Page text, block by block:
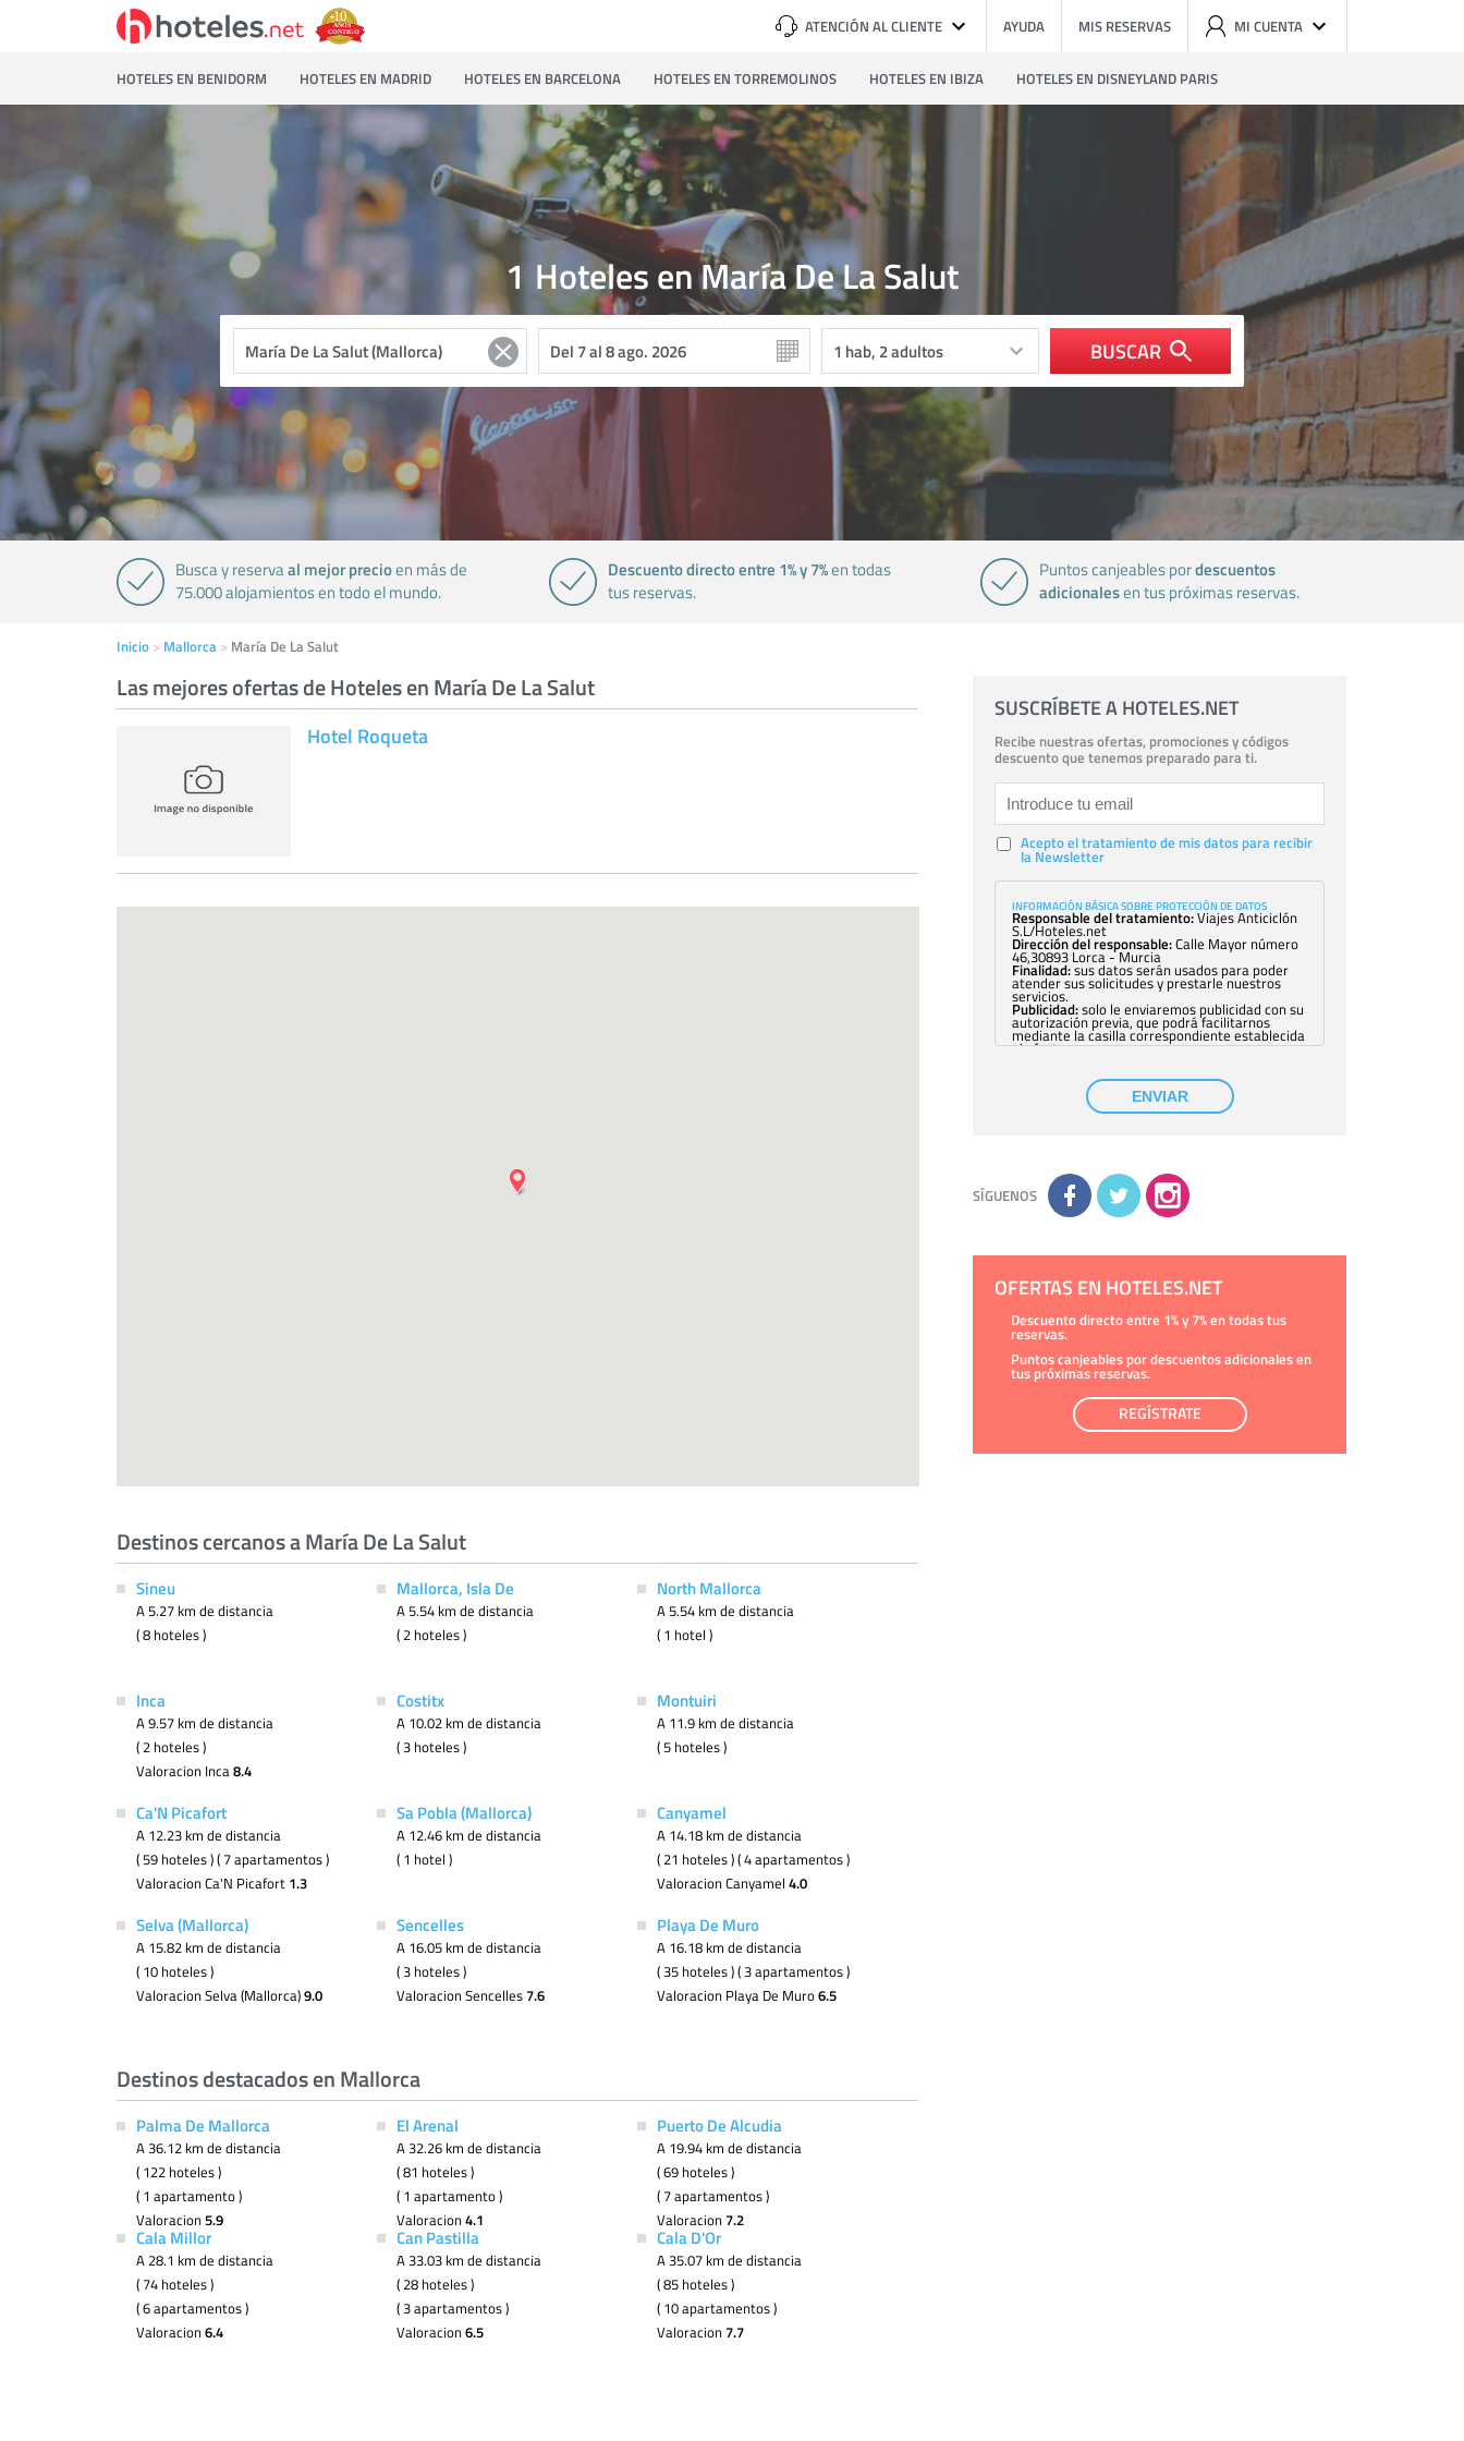
ATENCIÓN AL CLIENTE AYUDA MIS RESERVAS MI CUENTA
HOTELES EN BENIDORM HOTELES EN MADRID HOTELES EN BARCELONA HOTELES EN TORREMOLINOS HOTELES EN IBIZA HOTELES EN DISNEYLAND PARIS
Hoteles en María De La Salut
1
BUSCAR
Busca y reservaal mejor precioen más de
75.000 alojamientos en todo el mundo.
Descuento directo entre 1% y 7%en todas
tus reservas.
Puntos canjeables pordescuentos
adicionalesen tus próximas reservas.
Inicio Mallorca María De La Salut
Las mejores ofertas de Hoteles en María De La Salut
Hotel Roqueta
Destinos cercanos a María De La Salut
Sineu
A 5.27 km de distancia
( 8 hoteles )
Mallorca, Isla De
A 5.54 km de distancia
( 2 hoteles )
North Mallorca
A 5.54 km de distancia
( 1 hotel )
Inca
A 9.57 km de distancia
( 2 hoteles )
Valoracion Inca8.4
Costitx
A 10.02 km de distancia
( 3 hoteles )
Montuiri
A 11.9 km de distancia
( 5 hoteles )
Ca'N Picafort
A 12.23 km de distancia
( 59 hoteles ) ( 7 apartamentos )
Valoracion Ca'N Picafort 1.3
Sa Pobla (Mallorca)
A 12.46 km de distancia
( 1 hotel )
Canyamel
A 14.18 km de distancia
( 21 hoteles ) ( 4 apartamentos )
Valoracion Canyamel 4.0
Selva (Mallorca)
A 15.82 km de distancia
( 10 hoteles )
Valoracion Selva (Mallorca)9.0
Sencelles
A 16.05 km de distancia
( 3 hoteles )
Valoracion Sencelles 7.6
Playa De Muro
A 16.18 km de distancia
( 35 hoteles ) ( 3 apartamentos )
Valoracion Playa De Muro6.5
Destinos destacados en Mallorca
Palma De Mallorca
A 36.12 km de distancia
( 122 hoteles )
( 1 apartamento )
Valoracion5.9
El Arenal
A 32.26 km de distancia
( 81 hoteles )
( 1 apartamento )
Valoracion4.1
Puerto De Alcudia
A 19.94 km de distancia
( 69 hoteles )
( 7 apartamentos )
Valoracion 7.2
Cala Millor
A 28.1 km de distancia
( 74 hoteles )
( 6 apartamentos )
Valoracion6.4
Can Pastilla
A 33.03 km de distancia
( 28 hoteles )
( 3 apartamentos )
Valoracion6.5
Cala D'Or
A 35.07 km de distancia
( 85 hoteles )
( 10 apartamentos )
Valoracion 7.7
SUSCRÍBETE A HOTELES.NET
Recibe nuestras ofertas, promociones y códigos
descuento que tenemos preparado para ti.
Acepto el tratamiento de mis datos para recibir
la Newsletter
INFORMACIÓN BÁSICA SOBRE PROTECCIÓN DE DATOS
Responsable del tratamiento:Viajes Anticiclón
S.L/Hoteles.net
Dirección del responsable:Calle Mayor número
46,30893 Lorca - Murcia
Finalidad:sus datos serán usados para poder
atender sus solicitudes y prestarle nuestros
servicios.
Publicidad:solo le enviaremos publicidad con su
autorización previa, que podrá facilitarnos
mediante la casilla correspondiente establecida
al efecto.
con su consentimiento previo, que podrá
facilitarnos mediante la casilla correspondiente
establecida al efecto.
Destinatarios:con carácter general, sólo el
Derechos:tiene derecho a saber qué
información tenemos sobre usted, corregirla y
eliminarla, tal y como se explica en la
información adicional disponible en nuestra
la información adicional y detallada sobre cómo
ENVIAR
SÍGUENOS
OFERTAS EN HOTELES.NET
Descuento directo entre 1% y 7% en todas tus
reservas.
Puntos canjeables por descuentos adicionales en
tus próximas reservas.
REGÍSTRATE